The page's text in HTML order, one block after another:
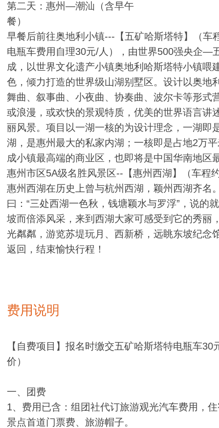
第二天：惠州—潮汕（含早午
餐
早餐后前往奥地利小镇---【五矿哈斯塔特】（车
电瓶车费用自理30元/人），由世界500强央企—
成，以世界文化遗产小镇奥地利哈斯塔特小镇喂
色，倾力打造的世界级山湖别墅区。设计以奥地
舞曲、叙事曲、小夜曲、协奏曲、波尔卡等形式
或浪漫，或欢快的景观特质，优美的世界语言讲
丽风景。项目以一湖一核的为设计理念，一湖即
湖，是惠州最大的私家内湖；一核即是占地2万
成小镇最高端的商业区，也即将是中国华南地区
惠州市区5A级名胜风景区--【惠州西湖】（车程
惠州西湖在历史上曾与杭州西湖，颖州西湖齐名
曰：“三处西湖一色秋，钱塘颖水与罗浮”，说的
坡而倍添风采，来到西湖大家可感受到它的秀丽
光粼粼，游览苏堤玩月、西新桥，远眺东坡纪念
返回，结束愉快行程！
费用说明
【自费项目】报名时缴交五矿哈斯塔特电瓶车
价）
一、团费
1、费用已含：组团社代订旅游观光汽车费用，
景点首道门票费、旅游帽子。